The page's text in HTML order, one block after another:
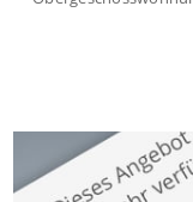
großzügige Räume
modernen